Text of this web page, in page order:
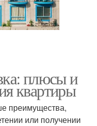
плюсы и
квартиры
преимущества,
или получении